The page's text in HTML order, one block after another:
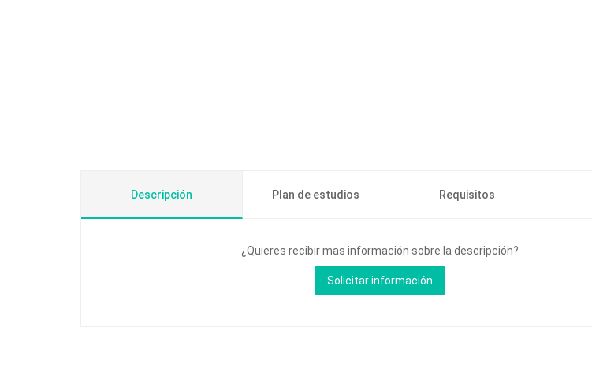
Descripción Plan de estudios Requisitos
¿Quieres recibir mas información sobre la descripción?